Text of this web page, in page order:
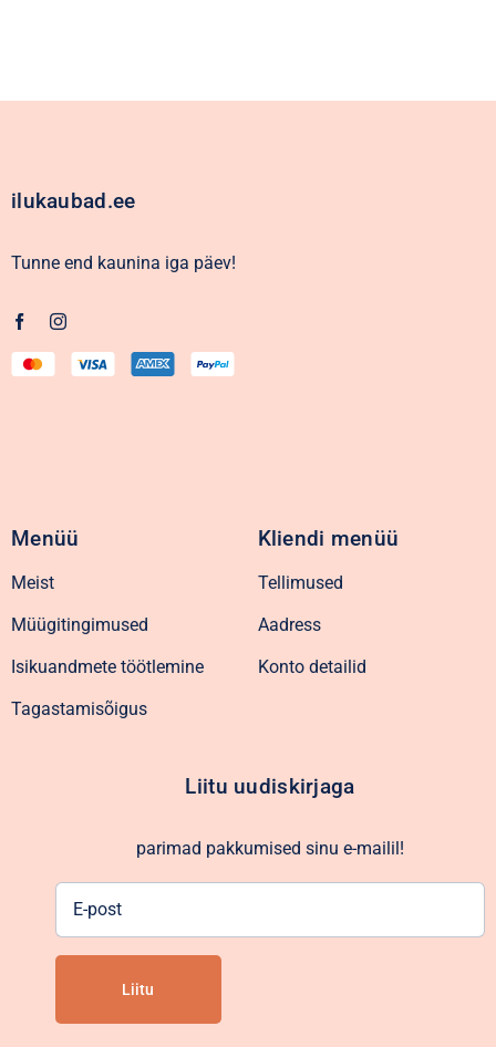
ilukaubad.ee
Tunne end kaunina iga päev!
Menüü
Meist
Müügitingimused
Isikuandmete töötlemine
Tagastamisõigus
Kliendi menüü
Tellimused
Aadress
Konto detailid
Liitu uudiskirjaga
parimad pakkumised sinu e-mailil!